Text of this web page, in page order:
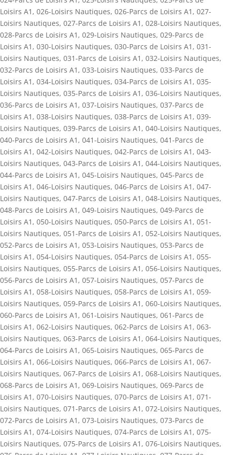
Loisirs A1 , 026-Loisirs Nautiques, 026-Parcs de Loisirs A1 , 027-
Loisirs Nautiques, 027-Parcs de Loisirs A1 , 028-Loisirs Nautiques,
028-Parcs de Loisirs A1 , 029-Loisirs Nautiques, 029-Parcs de
Loisirs A1 , 030-Loisirs Nautiques, 030-Parcs de Loisirs A1 , 031-
Loisirs Nautiques, 031-Parcs de Loisirs A1 , 032-Loisirs Nautiques,
032-Parcs de Loisirs A1 , 033-Loisirs Nautiques, 033-Parcs de
Loisirs A1 , 034-Loisirs Nautiques, 034-Parcs de Loisirs A1 , 035-
Loisirs Nautiques, 035-Parcs de Loisirs A1 , 036-Loisirs Nautiques,
036-Parcs de Loisirs A1 , 037-Loisirs Nautiques, 037-Parcs de
Loisirs A1 , 038-Loisirs Nautiques, 038-Parcs de Loisirs A1 , 039-
Loisirs Nautiques, 039-Parcs de Loisirs A1 , 040-Loisirs Nautiques,
040-Parcs de Loisirs A1 , 041-Loisirs Nautiques, 041-Parcs de
Loisirs A1 , 042-Loisirs Nautiques, 042-Parcs de Loisirs A1 , 043-
Loisirs Nautiques, 043-Parcs de Loisirs A1 , 044-Loisirs Nautiques,
044-Parcs de Loisirs A1 , 045-Loisirs Nautiques, 045-Parcs de
Loisirs A1 , 046-Loisirs Nautiques, 046-Parcs de Loisirs A1 , 047-
Loisirs Nautiques, 047-Parcs de Loisirs A1 , 048-Loisirs Nautiques,
048-Parcs de Loisirs A1 , 049-Loisirs Nautiques, 049-Parcs de
Loisirs A1 , 050-Loisirs Nautiques, 050-Parcs de Loisirs A1 , 051-
Loisirs Nautiques, 051-Parcs de Loisirs A1 , 052-Loisirs Nautiques,
052-Parcs de Loisirs A1 , 053-Loisirs Nautiques, 053-Parcs de
Loisirs A1 , 054-Loisirs Nautiques, 054-Parcs de Loisirs A1 , 055-
Loisirs Nautiques, 055-Parcs de Loisirs A1 , 056-Loisirs Nautiques,
056-Parcs de Loisirs A1 , 057-Loisirs Nautiques, 057-Parcs de
Loisirs A1 , 058-Loisirs Nautiques, 058-Parcs de Loisirs A1 , 059-
Loisirs Nautiques, 059-Parcs de Loisirs A1 , 060-Loisirs Nautiques,
060-Parcs de Loisirs A1 , 061-Loisirs Nautiques, 061-Parcs de
Loisirs A1 , 062-Loisirs Nautiques, 062-Parcs de Loisirs A1 , 063-
Loisirs Nautiques, 063-Parcs de Loisirs A1 , 064-Loisirs Nautiques,
064-Parcs de Loisirs A1 , 065-Loisirs Nautiques, 065-Parcs de
Loisirs A1 , 066-Loisirs Nautiques, 066-Parcs de Loisirs A1 , 067-
Loisirs Nautiques, 067-Parcs de Loisirs A1 , 068-Loisirs Nautiques,
068-Parcs de Loisirs A1 , 069-Loisirs Nautiques, 069-Parcs de
Loisirs A1 , 070-Loisirs Nautiques, 070-Parcs de Loisirs A1 , 071-
Loisirs Nautiques, 071-Parcs de Loisirs A1 , 072-Loisirs Nautiques,
072-Parcs de Loisirs A1 , 073-Loisirs Nautiques, 073-Parcs de
Loisirs A1 , 074-Loisirs Nautiques, 074-Parcs de Loisirs A1 , 075-
Loisirs Nautiques, 075-Parcs de Loisirs A1 , 076-Loisirs Nautiques,